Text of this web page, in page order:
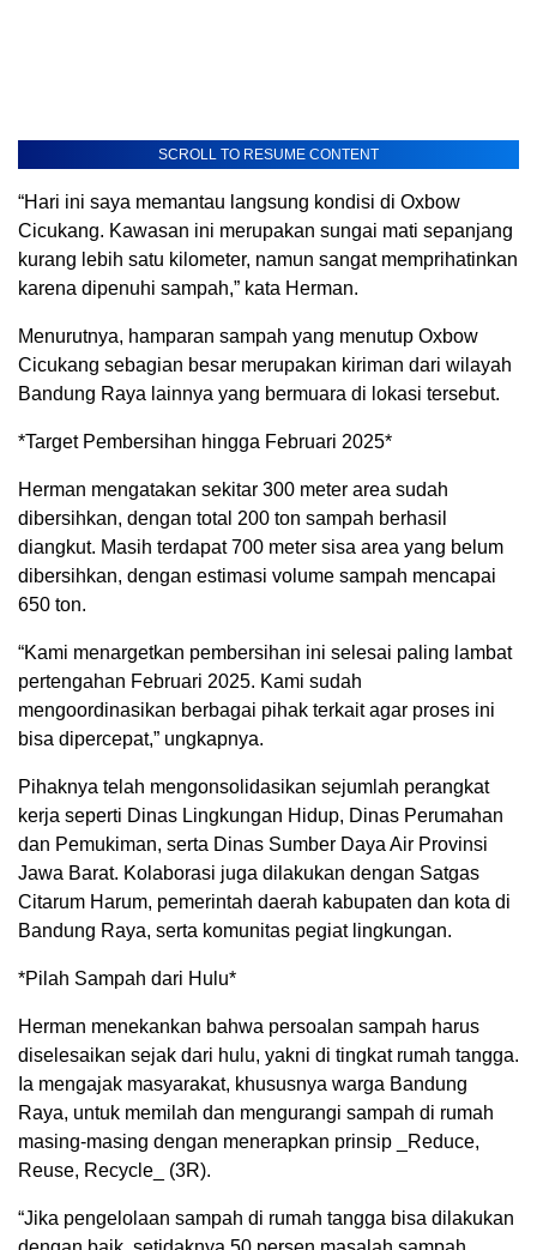
SCROLL TO RESUME CONTENT
“Hari ini saya memantau langsung kondisi di Oxbow
Cicukang. Kawasan ini merupakan sungai mati sepanjang
kurang lebih satu kilometer, namun sangat memprihatinkan
karena dipenuhi sampah,” kata Herman.
Menurutnya, hamparan sampah yang menutup Oxbow
Cicukang sebagian besar merupakan kiriman dari wilayah
Bandung Raya lainnya yang bermuara di lokasi tersebut.
*Target Pembersihan hingga Februari 2025*
Herman mengatakan sekitar 300 meter area sudah
dibersihkan, dengan total 200 ton sampah berhasil
diangkut. Masih terdapat 700 meter sisa area yang belum
dibersihkan, dengan estimasi volume sampah mencapai
650 ton.
“Kami menargetkan pembersihan ini selesai paling lambat
pertengahan Februari 2025. Kami sudah
mengoordinasikan berbagai pihak terkait agar proses ini
bisa dipercepat,” ungkapnya.
Pihaknya telah mengonsolidasikan sejumlah perangkat
kerja seperti Dinas Lingkungan Hidup, Dinas Perumahan
dan Pemukiman, serta Dinas Sumber Daya Air Provinsi
Jawa Barat. Kolaborasi juga dilakukan dengan Satgas
Citarum Harum, pemerintah daerah kabupaten dan kota di
Bandung Raya, serta komunitas pegiat lingkungan.
*Pilah Sampah dari Hulu*
Herman menekankan bahwa persoalan sampah harus
diselesaikan sejak dari hulu, yakni di tingkat rumah tangga.
Ia mengajak masyarakat, khususnya warga Bandung
Raya, untuk memilah dan mengurangi sampah di rumah
masing-masing dengan menerapkan prinsip _Reduce,
Reuse, Recycle_ (3R).
“Jika pengelolaan sampah di rumah tangga bisa dilakukan